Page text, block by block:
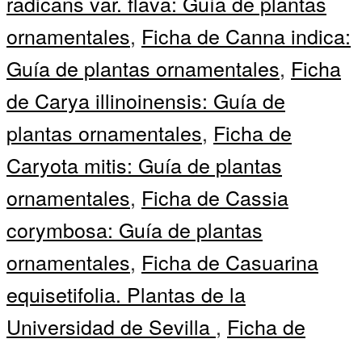
ornamentales, Ficha de Canna indica:
Guía de plantas ornamentales, Ficha
de Carya illinoinensis: Guía de
plantas ornamentales, Ficha de
Caryota mitis: Guía de plantas
ornamentales, Ficha de Cassia
corymbosa: Guía de plantas
ornamentales, Ficha de Casuarina
equisetifolia. Plantas de la
Universidad de Sevilla , Ficha de